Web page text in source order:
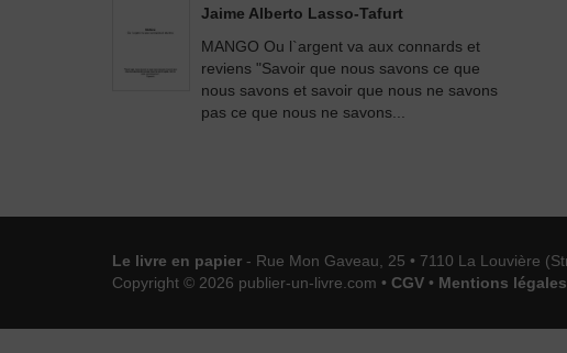
Jaime Alberto Lasso-Tafurt
MANGO Ou l`argent va aux connards et
reviens "Savoir que nous savons ce que
nous savons et savoir que nous ne savons
pas ce que nous ne savons...
Le livre en papier - Rue Mon Gaveau, 25 • 7110 La Louvière
Copyright © 2026 publier-un-livre.com • CGV • Mentions légales